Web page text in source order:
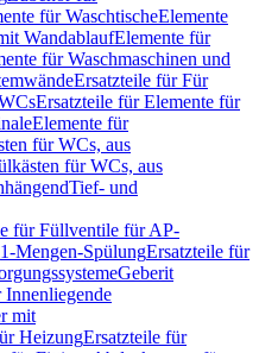
für WaschtischeElemente
WandablaufElemente für
für Waschmaschinen und
Ersatzteile für Für
Ersatzteile für Elemente für
Elemente für
für WCs, aus
für WCs, aus
Tief- und
für Füllventile für AP-
1-Mengen-SpülungErsatzteile für
Geberit
Innenliegende
mit
HeizungErsatzteile für